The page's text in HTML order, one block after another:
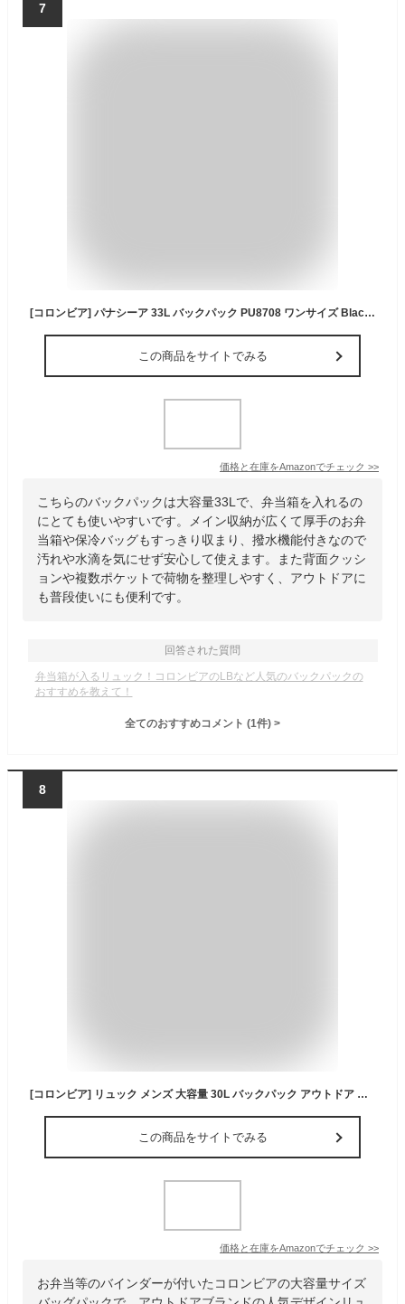
7
[コロンビア] パナシーア 33L バックパック PU8708 ワンサイズ Black Pattern
この商品をサイトでみる
価格と在庫をAmazonでチェック >>
こちらのバックパックは大容量33Lで、弁当箱を入れるの
にとても使いやすいです。メイン収納が広くて厚手のお弁
当箱や保冷バッグもすっきり収まり、撥水機能付きなので
汚れや水滴を気にせず安心して使えます。また背面クッシ
ョンや複数ポケットで荷物を整理しやすく、アウトドアに
も普段使いにも便利です。
回答された質問
弁当箱が入るリュック！コロンビアのLBなど人気のバックパックの
おすすめを教えて！
全てのおすすめコメント (1件) >
8
[コロンビア] リュック メンズ 大容量 30L バックパック アウトドア ブランド LBフローレス ((316 サイプレス)
この商品をサイトでみる
価格と在庫をAmazonでチェック >>
お弁当等のバインダーが付いたコロンビアの大容量サイズ